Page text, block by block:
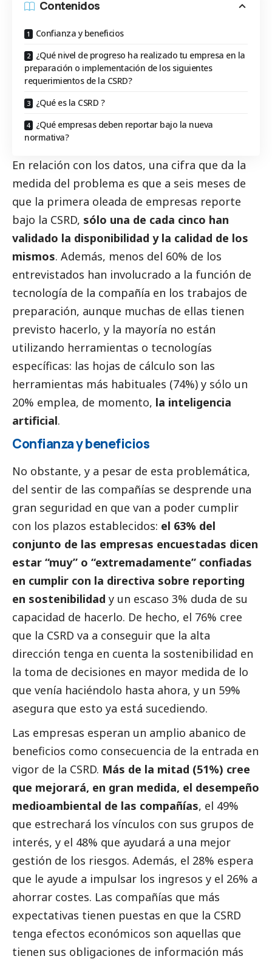
Contenidos
Confianza y beneficios
¿Qué nivel de progreso ha realizado tu empresa en la
preparación o implementación de los siguientes
requerimientos de la CSRD?
¿Qué es la CSRD ?
¿Qué empresas deben reportar bajo la nueva
normativa?
En relación con los datos, una cifra que da la
medida del problema es que a seis meses de
que la primera oleada de empresas reporte
bajo la CSRD, sólo una de cada cinco han
validado la disponibilidad y la calidad de los
mismos. Además, menos del 60% de los
entrevistados han involucrado a la función de
tecnología de la compañía en los trabajos de
preparación, aunque muchas de ellas tienen
previsto hacerlo, y la mayoría no están
utilizando herramientas o tecnologías
específicas: las hojas de cálculo son las
herramientas más habituales (74%) y sólo un
20% emplea, de momento, la inteligencia
artificial.
Confianza y beneficios
No obstante, y a pesar de esta problemática,
del sentir de las compañías se desprende una
gran seguridad en que van a poder cumplir
con los plazos establecidos: el 63% del
conjunto de las empresas encuestadas dicen
estar “muy” o “extremadamente” confiadas
en cumplir con la directiva sobre reporting
en sostenibilidad y un escaso 3% duda de su
capacidad de hacerlo. De hecho, el 76% cree
que la CSRD va a conseguir que la alta
dirección tenga en cuenta la sostenibilidad en
la toma de decisiones en mayor medida de lo
que venía haciéndolo hasta ahora, y un 59%
asegura que esto ya está sucediendo.
Las empresas esperan un amplio abanico de
beneficios como consecuencia de la entrada en
vigor de la CSRD. Más de la mitad (51%) cree
que mejorará, en gran medida, el desempeño
medioambiental de las compañías, el 49%
que estrechará los vínculos con sus grupos de
interés, y el 48% que ayudará a una mejor
gestión de los riesgos. Además, el 28% espera
que le ayude a impulsar los ingresos y el 26% a
ahorrar costes. Las compañías que más
expectativas tienen puestas en que la CSRD
tenga efectos económicos son aquellas que
tienen sus obligaciones de información más